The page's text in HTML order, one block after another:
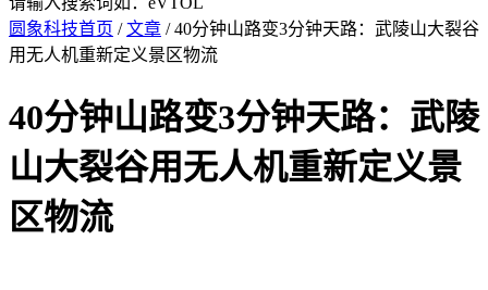
圆象科技首页 /文章 / 40分钟山路变3分钟天路：武陵山大裂谷
用无人机重新定义景区物流
40分钟山路变3分钟天路：武陵
山大裂谷用无人机重新定义景
区物流